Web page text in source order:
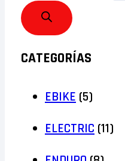
CATEGORÍAS
EBIKE (5)
ELECTRIC (11)